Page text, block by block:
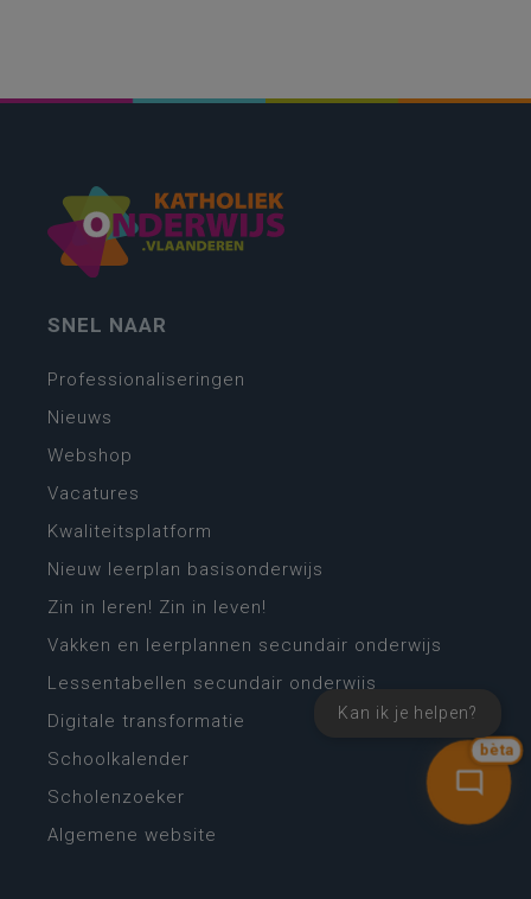
bèta
Kan ik je helpen?
SNEL NAAR
Professionaliseringen
Nieuws
Webshop
Vacatures
Kwaliteitsplatform
Nieuw leerplan basisonderwijs
Zin in leren! Zin in leven!
Vakken en leerplannen secundair onderwijs
Lessentabellen secundair onderwijs
Digitale transformatie
Schoolkalender
Scholenzoeker
Algemene website